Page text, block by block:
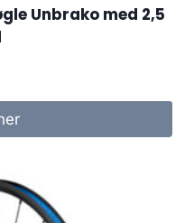
Unbrako med 2,5